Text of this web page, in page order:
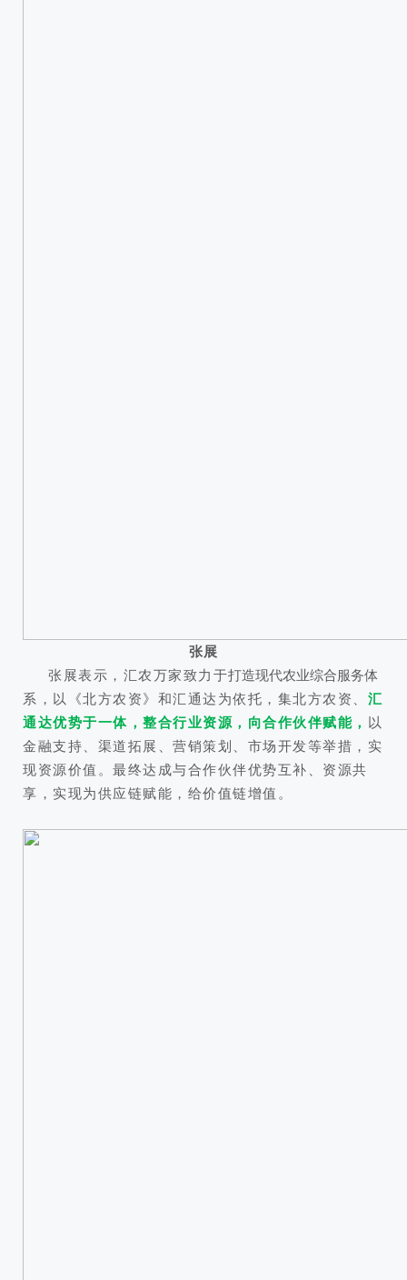
张展
张展表示，汇农万家致力于打造现代农业综合服务体
系，以《北方农资》和汇通达为依托，集北方农资、 汇
通达优势于一体，整合行业资源，向合作伙伴赋能，
以
金融支持、渠道拓展、营销策划、市场开发等举措，实
现资源价值。最终达成与合作伙伴优势互补、资源共
享，实现为供应链赋能，给价值链增值。